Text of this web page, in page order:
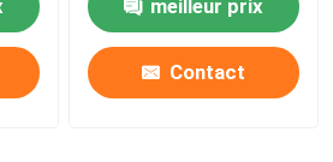
flamme nue
de rock
plastique domestique
meilleur prix
Contact